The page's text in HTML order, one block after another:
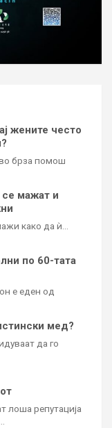
жените често
брза помош
мажат и
како да ѝ…
по 60-тата
е еден од
мед?
да го
лоша репутација